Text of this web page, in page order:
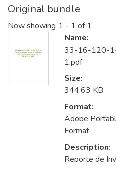
Original bundle
Now showing 1 - 1 of 1
Name:
33-16-120-
1.pdf
Size:
344.63 KB
Format:
Adobe
Format
Description:
Reporte de